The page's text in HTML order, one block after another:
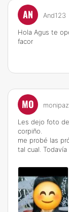
AN And123
Hola Agus te
facor
MO monipaz
Les dejo foto
corpiño.
me probé las
tal cual.